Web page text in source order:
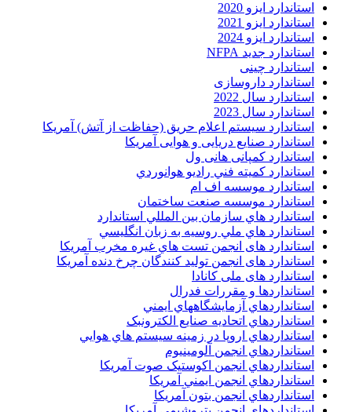
استاندارد ایزو 2020
استاندارد ایزو 2021
استاندارد ایزو 2024
استاندارد جدید NFPA
استاندارد چینی
استاندارد داروسازی
استاندارد سال 2022
استاندارد سال 2023
استاندارد سیستم اعلام حریق (حفاظت از آتش) آمریکا
استاندارد صنایع دریایی و هوایی آمریکا
استاندارد کمپانی هانی ول
استاندارد کميته فني راديو هوانوردي
استاندارد موسسه اف ام
استاندارد موسسه صنعت ساختمان
استاندارد هاي سازمان بين المللي استاندارد
استاندارد هاي ملي روسيه به زبان انگليسي
استاندارد های انجمن تست هاي غيره مخرب آمريکا
استاندارد های انجمن توليد کنندگان چرخ دنده آمريکا
استاندارد های ملی کانادا
استانداردها و مقررات فدرال
استانداردهاي آزمايشگاههاي ايمني
استانداردهاي اتحاديه صنايع الکترونبک
استانداردهاي اروپا در زمينه سيستم هاي هوايي
استانداردهاي انجمن آلومينيوم
استانداردهاي انجمن اکوستيک صوت آمريکا
استانداردهاي انجمن ايمني آمريکا
استانداردهاي انجمن بتون آمريکا